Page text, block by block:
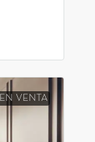
EN VENTA